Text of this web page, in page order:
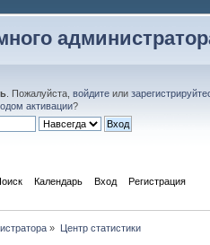
. Пожалуйста,войдите или
активации?
Календарь Вход Регистрация
» Центр статистики